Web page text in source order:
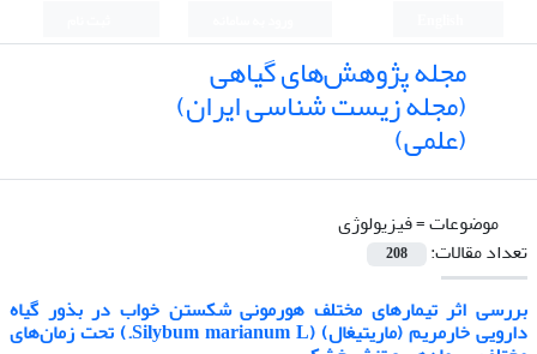
مجله پژوهش‌های گیاهی
(مجله زیست شناسی ایران)
(علمی)
موضوعات =فیزیولوژی
تعداد مقالات:
208
بررسی اثر تیمارهای مختلف هورمونی شکستن خواب در بذور گیاه
دارویی خارمریم (ماریتیغال) (Silybum marianum L.) تحت زمان‌های